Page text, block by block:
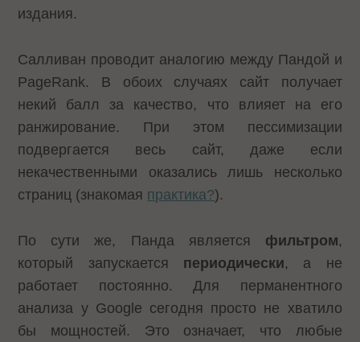
издания.
Салливан проводит аналогию между Пандой и
PageRank. В обоих случаях сайт получает
некий балл за качество, что влияет на его
ранжирование. При этом пессимизации
подвергается весь сайт, даже если
некачественными оказались лишь несколько
страниц (знакомая практика?).
По сути же, Панда является фильтром,
который запускается периодически, а не
работает постоянно. Для перманентного
анализа у Google сегодня просто не хватило
бы мощностей. Это означает, что любые